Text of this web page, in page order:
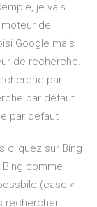
je vais
de
Google mais
de recherche.
par
par défaut
par defaut
cliquez sur Bing
Bing comme
(case «
rechercher